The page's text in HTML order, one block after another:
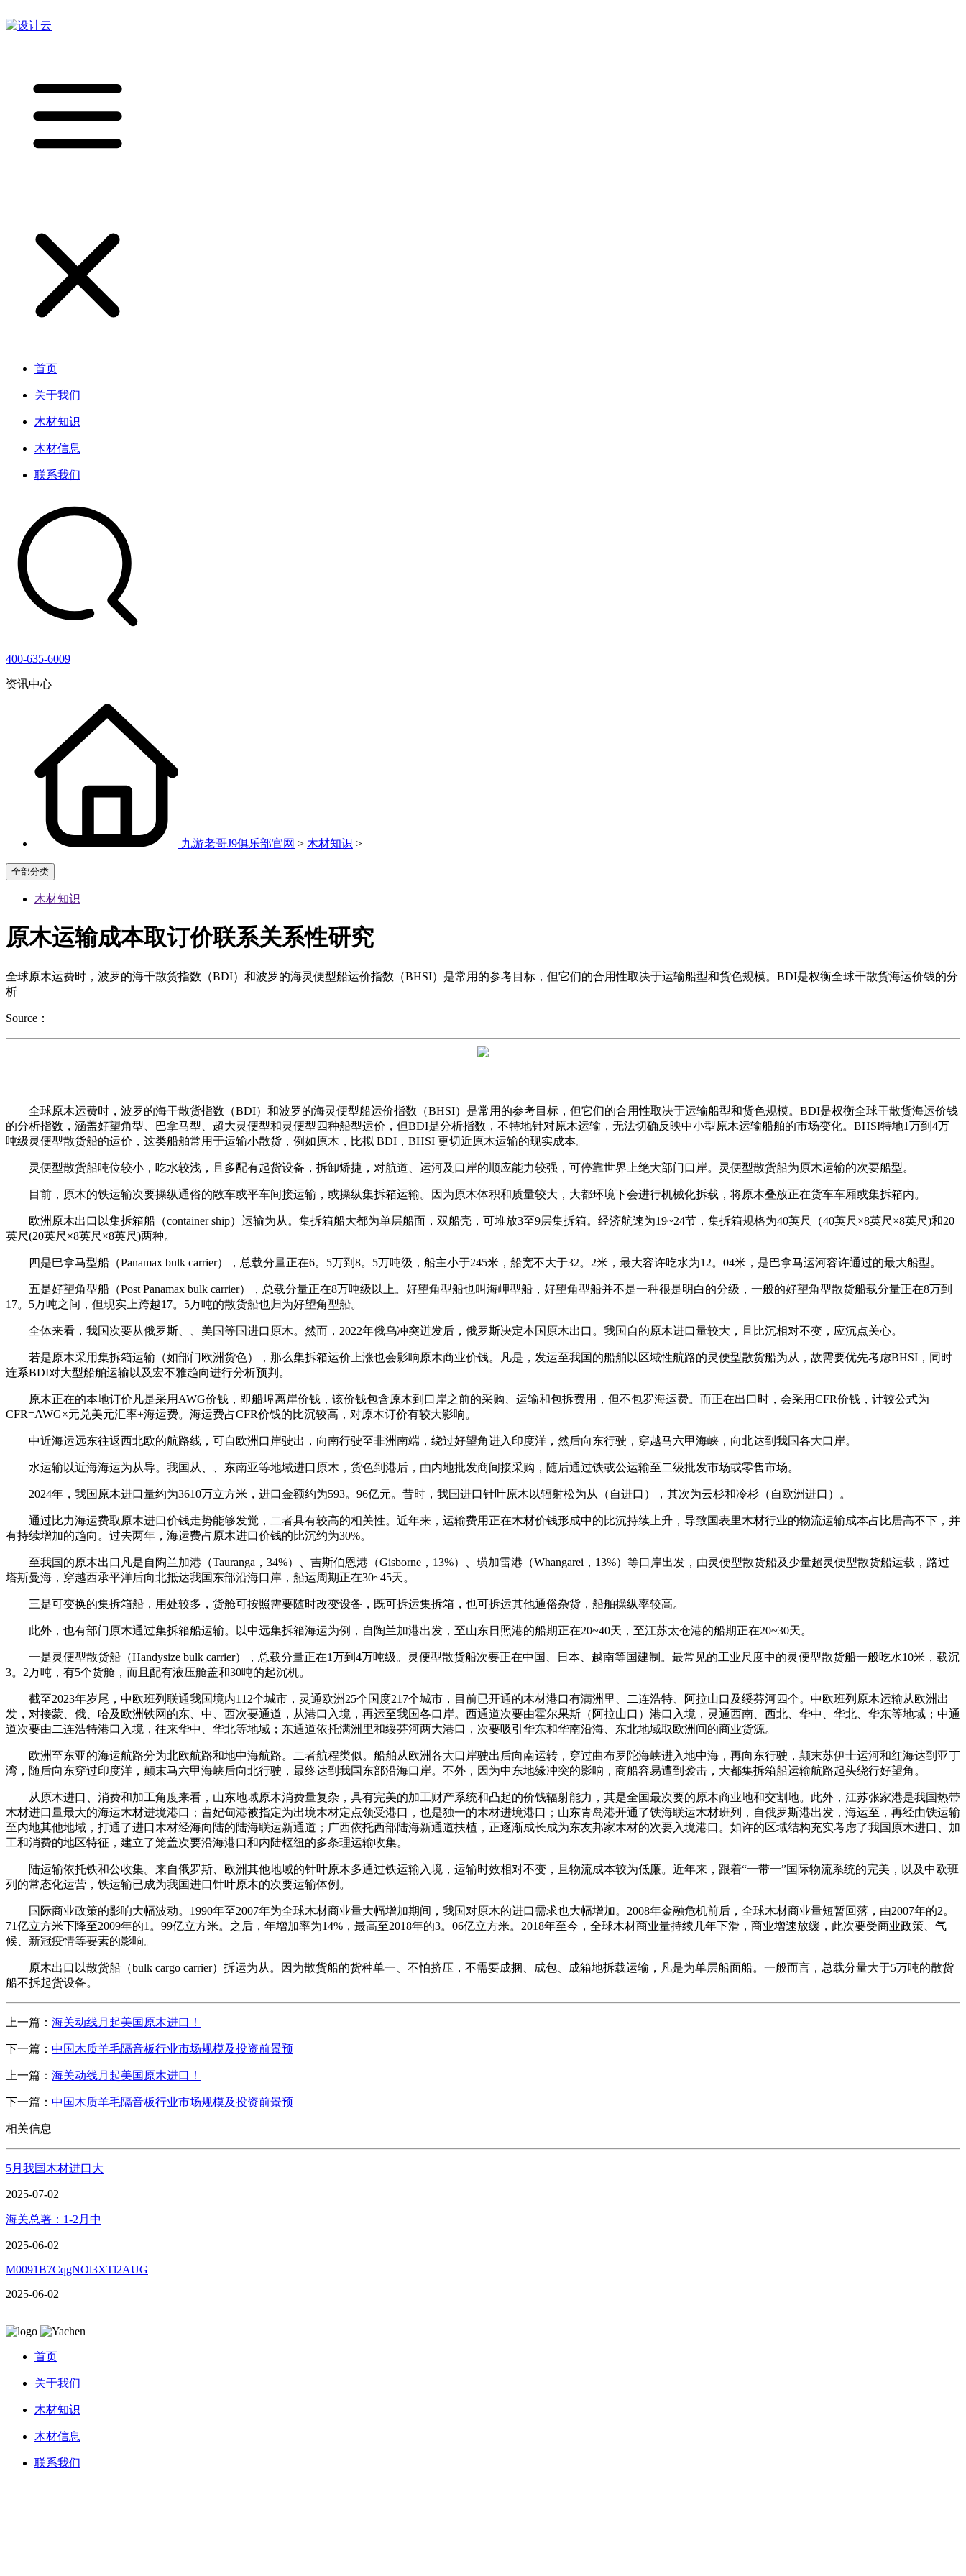
首页
关于我们
木材知识
木材信息
联系我们
400-635-6009
资讯中心
九游老哥J9俱乐部官网 > 木材知识 >
全部分类
木材知识
原木运输成本取订价联系关系性研究
全球原木运费时，波罗的海干散货指数（BDI）和波罗的海灵便型船运价指数（BHSI）是常用的参考目标，但它们的合用性取决于运输船型和货色规模。BDI是权衡全球干散货海运价钱的分
析
Source：
全球原木运费时，波罗的海干散货指数（BDI）和波罗的海灵便型船运价指数（BHSI）是常用的参考目标，但它们的合用性取决于运输船型和货色规模。BDI是权衡全球干散货海运价钱
的分析指数，涵盖好望角型、巴拿马型、超大灵便型和灵便型四种船型运价，但BDI是分析指数，不特地针对原木运输，无法切确反映中小型原木运输船舶的市场变化。BHSI特地1万到4万
吨级灵便型散货船的运价，这类船舶常用于运输小散货，例如原木，比拟 BDI，BHSI 更切近原木运输的现实成本。
灵便型散货船吨位较小，吃水较浅，且多配有起货设备，拆卸矫捷，对航道、运河及口岸的顺应能力较强，可停靠世界上绝大部门口岸。灵便型散货船为原木运输的次要船型。
目前，原木的铁运输次要操纵通俗的敞车或平车间接运输，或操纵集拆箱运输。因为原木体积和质量较大，大都环境下会进行机械化拆载，将原木叠放正在货车车厢或集拆箱内。
欧洲原木出口以集拆箱船（container ship）运输为从。集拆箱船大都为单层船面，双船壳，可堆放3至9层集拆箱。经济航速为19~24节，集拆箱规格为40英尺（40英尺×8英尺×8英尺)和20
英尺(20英尺×8英尺×8英尺)两种。
四是巴拿马型船（Panamax bulk carrier），总载分量正在6。5万到8。5万吨级，船主小于245米，船宽不大于32。2米，最大容许吃水为12。04米，是巴拿马运河容许通过的最大船型。
五是好望角型船（Post Panamax bulk carrier），总载分量正在8万吨级以上。好望角型船也叫海岬型船，好望角型船并不是一种很是明白的分级，一般的好望角型散货船载分量正在8万到
17。5万吨之间，但现实上跨越17。5万吨的散货船也归为好望角型船。
全体来看，我国次要从俄罗斯、、美国等国进口原木。然而，2022年俄乌冲突迸发后，俄罗斯决定本国原木出口。我国自的原木进口量较大，且比沉相对不变，应沉点关心。
若是原木采用集拆箱运输（如部门欧洲货色），那么集拆箱运价上涨也会影响原木商业价钱。凡是，发运至我国的船舶以区域性航路的灵便型散货船为从，故需要优先考虑BHSI，同时
连系BDI对大型船舶运输以及宏不雅趋向进行分析预判。
原木正在的本地订价凡是采用AWG价钱，即船埠离岸价钱，该价钱包含原木到口岸之前的采购、运输和包拆费用，但不包罗海运费。而正在出口时，会采用CFR价钱，计较公式为
CFR=AWG×元兑美元汇率+海运费。海运费占CFR价钱的比沉较高，对原木订价有较大影响。
中近海运远东往返西北欧的航路线，可自欧洲口岸驶出，向南行驶至非洲南端，绕过好望角进入印度洋，然后向东行驶，穿越马六甲海峡，向北达到我国各大口岸。
水运输以近海海运为从导。我国从、、东南亚等地域进口原木，货色到港后，由内地批发商间接采购，随后通过铁或公运输至二级批发市场或零售市场。
2024年，我国原木进口量约为3610万立方米，进口金额约为593。96亿元。昔时，我国进口针叶原木以辐射松为从（自进口），其次为云杉和冷杉（自欧洲进口）。
通过比力海运费取原木进口价钱走势能够发觉，二者具有较高的相关性。近年来，运输费用正在木材价钱形成中的比沉持续上升，导致国表里木材行业的物流运输成本占比居高不下，并
有持续增加的趋向。过去两年，海运费占原木进口价钱的比沉约为30%。
至我国的原木出口凡是自陶兰加港（Tauranga，34%）、吉斯伯恩港（Gisborne，13%）、璜加雷港（Whangarei，13%）等口岸出发，由灵便型散货船及少量超灵便型散货船运载，路过
塔斯曼海，穿越西承平洋后向北抵达我国东部沿海口岸，船运周期正在30~45天。
三是可变换的集拆箱船，用处较多，货舱可按照需要随时改变设备，既可拆运集拆箱，也可拆运其他通俗杂货，船舶操纵率较高。
此外，也有部门原木通过集拆箱船运输。以中远集拆箱海运为例，自陶兰加港出发，至山东日照港的船期正在20~40天，至江苏太仓港的船期正在20~30天。
一是灵便型散货船（Handysize bulk carrier），总载分量正在1万到4万吨级。灵便型散货船次要正在中国、日本、越南等国建制。最常见的工业尺度中的灵便型散货船一般吃水10米，载沉
3。2万吨，有5个货舱，而且配有液压舱盖和30吨的起沉机。
截至2023年岁尾，中欧班列联通我国境内112个城市，灵通欧洲25个国度217个城市，目前已开通的木材港口有满洲里、二连浩特、阿拉山口及绥芬河四个。中欧班列原木运输从欧洲出
发，对接蒙、俄、哈及欧洲铁网的东、中、西次要通道，从港口入境，再运至我国各口岸。西通道次要由霍尔果斯（阿拉山口）港口入境，灵通西南、西北、华中、华北、华东等地域；中通
道次要由二连浩特港口入境，往来华中、华北等地域；东通道依托满洲里和绥芬河两大港口，次要吸引华东和华南沿海、东北地域取欧洲间的商业货源。
欧洲至东亚的海运航路分为北欧航路和地中海航路。二者航程类似。船舶从欧洲各大口岸驶出后向南运转，穿过曲布罗陀海峡进入地中海，再向东行驶，颠末苏伊士运河和红海达到亚丁
湾，随后向东穿过印度洋，颠末马六甲海峡后向北行驶，最终达到我国东部沿海口岸。不外，因为中东地缘冲突的影响，商船容易遭到袭击，大都集拆箱船运输航路起头绕行好望角。
从原木进口、消费和加工角度来看，山东地域原木消费量复杂，具有完美的加工财产系统和凸起的价钱辐射能力，其是全国最次要的原木商业地和交割地。此外，江苏张家港是我国热带
木材进口量最大的海运木材进境港口；曹妃甸港被指定为出境木材定点领受港口，也是独一的木材进境港口；山东青岛港开通了铁海联运木材班列，自俄罗斯港出发，海运至，再经由铁运输
至内地其他地域，打通了进口木材经海向陆的陆海联运新通道；广西依托西部陆海新通道扶植，正逐渐成长成为东友邦家木材的次要入境港口。如许的区域结构充实考虑了我国原木进口、加
工和消费的地区特征，建立了笼盖次要沿海港口和内陆枢纽的多条理运输收集。
陆运输依托铁和公收集。来自俄罗斯、欧洲其他地域的针叶原木多通过铁运输入境，运输时效相对不变，且物流成本较为低廉。近年来，跟着“一带一”国际物流系统的完美，以及中欧班
列的常态化运营，铁运输已成为我国进口针叶原木的次要运输体例。
国际商业政策的影响大幅波动。1990年至2007年为全球木材商业量大幅增加期间，我国对原木的进口需求也大幅增加。2008年金融危机前后，全球木材商业量短暂回落，由2007年的2。
71亿立方米下降至2009年的1。99亿立方米。之后，年增加率为14%，最高至2018年的3。06亿立方米。2018年至今，全球木材商业量持续几年下滑，商业增速放缓，此次要受商业政策、气
候、新冠疫情等要素的影响。
原木出口以散货船（bulk cargo carrier）拆运为从。因为散货船的货种单一、不怕挤压，不需要成捆、成包、成箱地拆载运输，凡是为单层船面船。一般而言，总载分量大于5万吨的散货
船不拆起货设备。
上一篇： 海关动线月起美国原木进口！
下一篇： 中国木质羊毛隔音板行业市场规模及投资前景预
上一篇： 海关动线月起美国原木进口！
下一篇： 中国木质羊毛隔音板行业市场规模及投资前景预
相关信息
5月我国木材进口大
2025-07-02
海关总署：1-2月中
2025-06-02
M0091B7CqgNOl3XTl2AUG
2025-06-02
首页
关于我们
木材知识
木材信息
联系我们